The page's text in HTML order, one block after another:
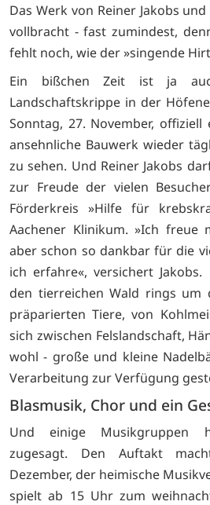
Das Werk von Reiner Jakobs
vollbracht - fast zumindest,
fehlt noch, wie der »singende
Ein bißchen Zeit ist ja
Landschaftskrippe in der
Sonntag, 27. November,
ansehnliche Bauwerk wieder
zu sehen. Und Reiner Jakobs
zur Freude der vielen
Förderkreis »Hilfe für
Aachener Klinikum. »Ich freue
aber schon so dankbar für die
ich erfahre«, versichert
den tierreichen Wald rings um
präparierten Tiere, von
sich zwischen Felslandschaft,
wohl - große und kleine
Verarbeitung zur Verfügung
Blasmusik, Chor und ein
Und einige Musikgruppen
zugesagt. Den Auftakt
Dezember, der heimische
spielt ab 15 Uhr zum